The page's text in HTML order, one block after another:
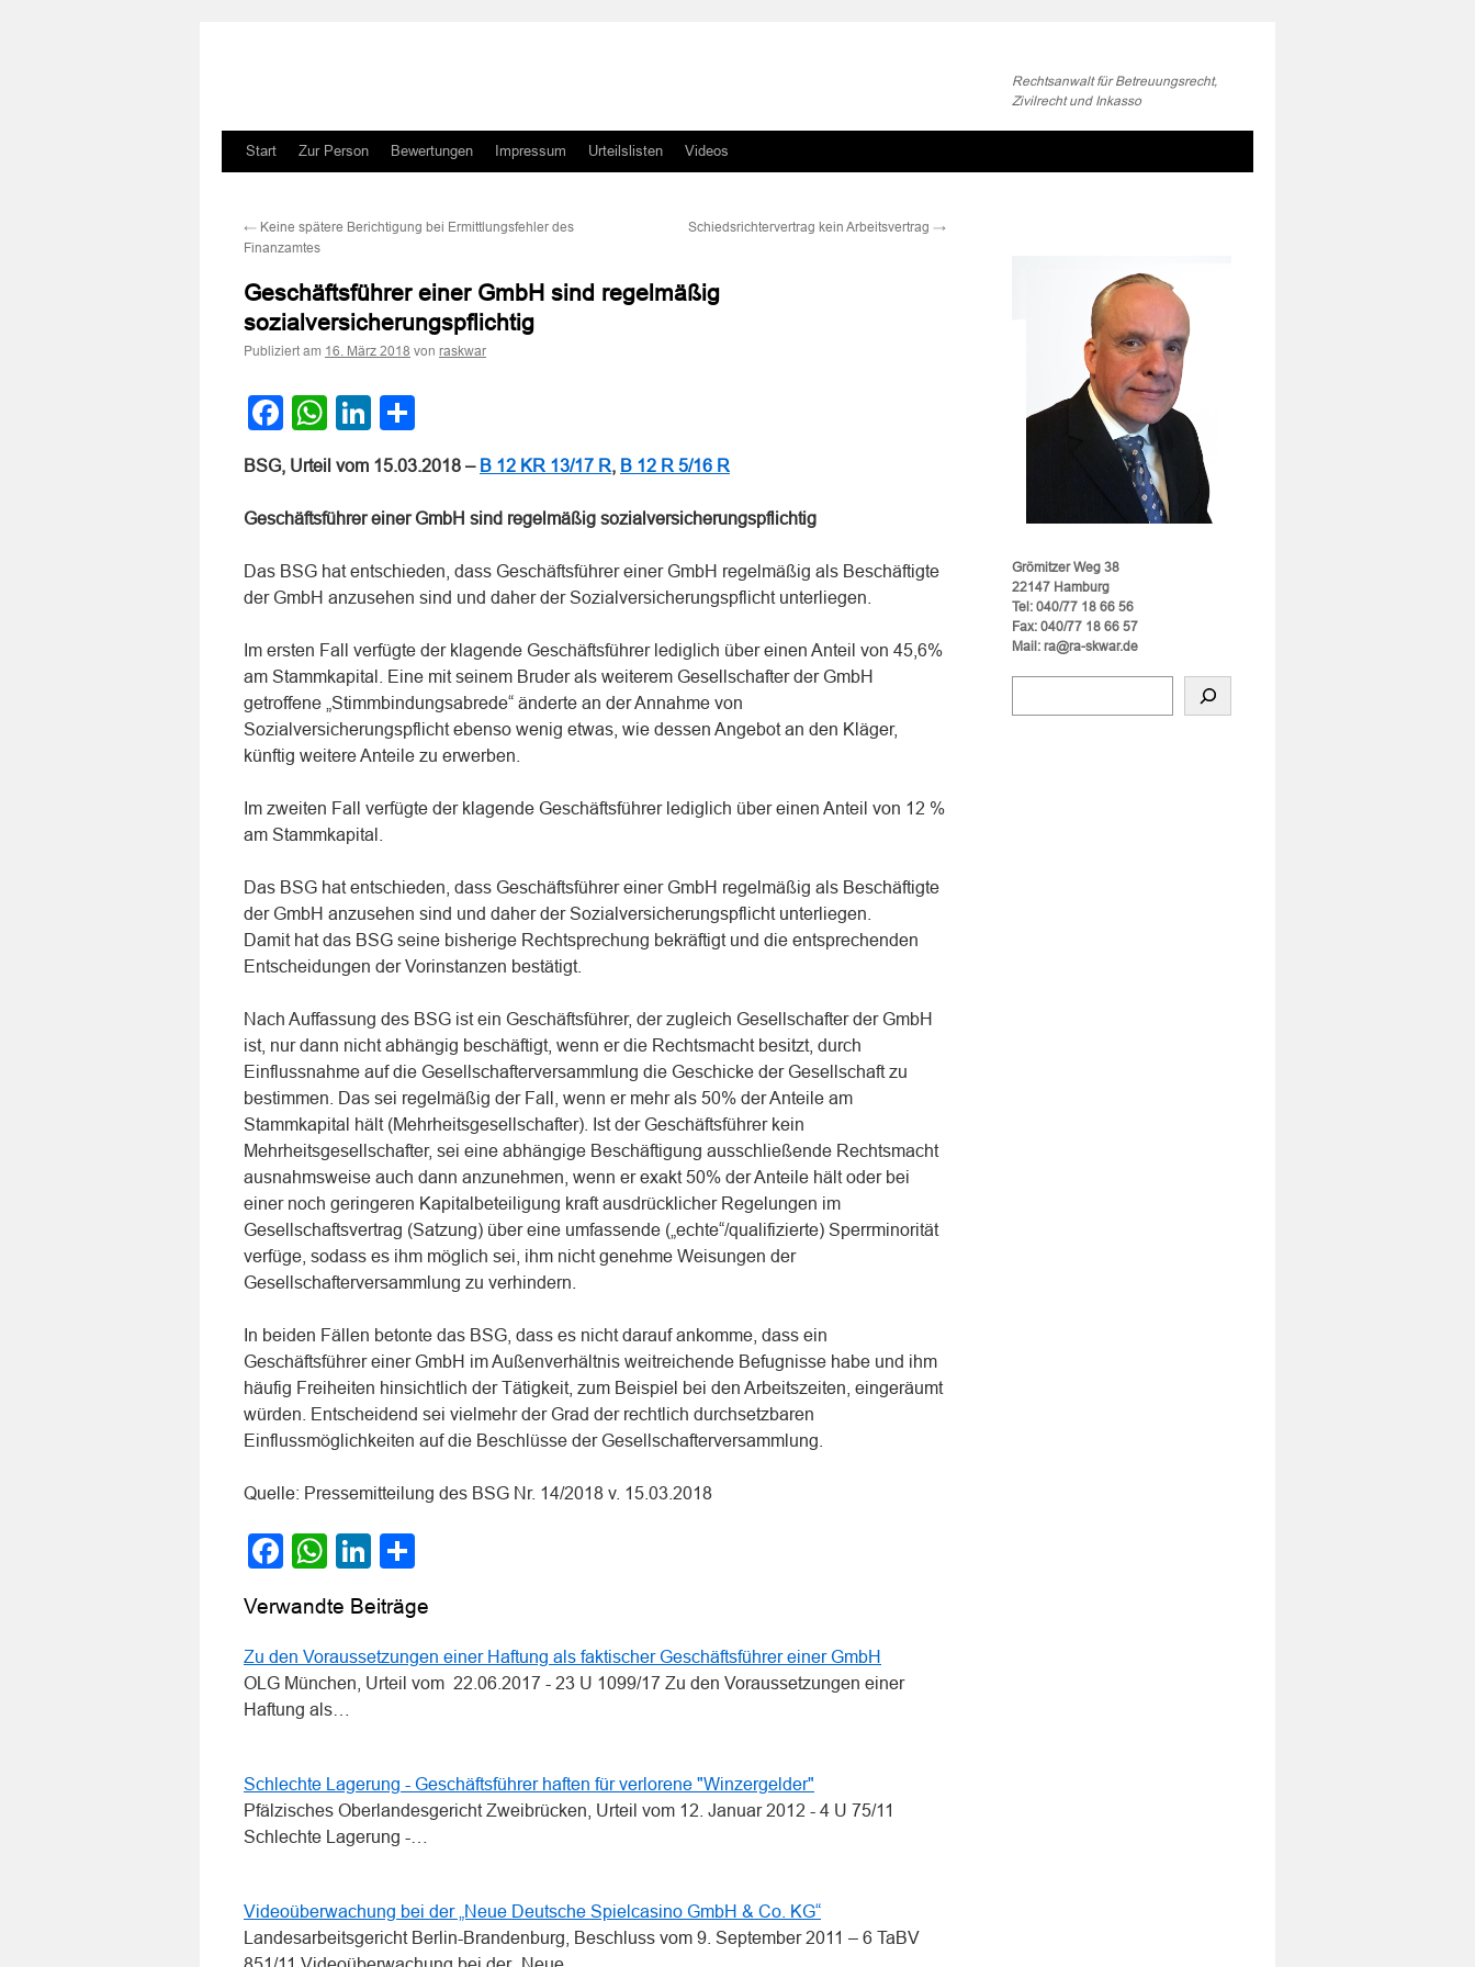
Rechtsanwalt für Betreuungsrecht,
Zivilrecht und Inkasso
Zum
springen
Start Zur Person Bewertungen Impressum Urteilslisten Videos
← Keine spätere Berichtigung bei Ermittlungsfehler des
Finanzamtes
Schiedsrichtervertrag kein Arbeitsvertrag →
Geschäftsführer einer GmbH sind regelmäßig
sozialversicherungspflichtig
Publiziert am 16. März 2018 von raskwar
Facebook
WhatsApp
LinkedIn
BSG, Urteil vom 15.03.2018 – B 12 KR 13/17 R, B 12 R 5/16 R
Geschäftsführer einer GmbH sind regelmäßig sozialversicherungspflichtig
Das BSG hat entschieden, dass Geschäftsführer einer GmbH regelmäßig als Beschäftigte
der GmbH anzusehen sind und daher der Sozialversicherungspflicht unterliegen.
Im ersten Fall verfügte der klagende Geschäftsführer lediglich über einen Anteil von 45,6%
am Stammkapital. Eine mit seinem Bruder als weiterem Gesellschafter der GmbH
getroffene „Stimmbindungsabrede“ änderte an der Annahme von
Sozialversicherungspflicht ebenso wenig etwas, wie dessen Angebot an den Kläger,
künftig weitere Anteile zu erwerben.
Im zweiten Fall verfügte der klagende Geschäftsführer lediglich über einen Anteil von 12 %
am Stammkapital.
Das BSG hat entschieden, dass Geschäftsführer einer GmbH regelmäßig als Beschäftigte
der GmbH anzusehen sind und daher der Sozialversicherungspflicht unterliegen.
Damit hat das BSG seine bisherige Rechtsprechung bekräftigt und die entsprechenden
Entscheidungen der Vorinstanzen bestätigt.
Nach Auffassung des BSG ist ein Geschäftsführer, der zugleich Gesellschafter der GmbH
ist, nur dann nicht abhängig beschäftigt, wenn er die Rechtsmacht besitzt, durch
Einflussnahme auf die Gesellschafterversammlung die Geschicke der Gesellschaft zu
bestimmen. Das sei regelmäßig der Fall, wenn er mehr als 50% der Anteile am
Stammkapital hält (Mehrheitsgesellschafter). Ist der Geschäftsführer kein
Mehrheitsgesellschafter, sei eine abhängige Beschäftigung ausschließende Rechtsmacht
ausnahmsweise auch dann anzunehmen, wenn er exakt 50% der Anteile hält oder bei
einer noch geringeren Kapitalbeteiligung kraft ausdrücklicher Regelungen im
Gesellschaftsvertrag (Satzung) über eine umfassende („echte“/qualifizierte) Sperrminorität
verfüge, sodass es ihm möglich sei, ihm nicht genehme Weisungen der
Gesellschafterversammlung zu verhindern.
In beiden Fällen betonte das BSG, dass es nicht darauf ankomme, dass ein
Geschäftsführer einer GmbH im Außenverhältnis weitreichende Befugnisse habe und ihm
häufig Freiheiten hinsichtlich der Tätigkeit, zum Beispiel bei den Arbeitszeiten, eingeräumt
würden. Entscheidend sei vielmehr der Grad der rechtlich durchsetzbaren
Einflussmöglichkeiten auf die Beschlüsse der Gesellschafterversammlung.
Quelle: Pressemitteilung des BSG Nr. 14/2018 v. 15.03.2018
Facebook
WhatsApp
LinkedIn
Verwandte Beiträge
Zu den Voraussetzungen einer Haftung als faktischer Geschäftsführer einer GmbH
OLG München, Urteil vom 22.06.2017 - 23 U 1099/17 Zu den Voraussetzungen einer
Haftung als…
Schlechte Lagerung - Geschäftsführer haften für verlorene "Winzergelder"
Pfälzisches Oberlandesgericht Zweibrücken, Urteil vom 12. Januar 2012 - 4 U 75/11
Schlechte Lagerung -…
Videoüberwachung bei der „Neue Deutsche Spielcasino GmbH & Co. KG“
Landesarbeitsgericht Berlin-Brandenburg, Beschluss vom 9. September 2011 – 6 TaBV
Grömitzer Weg 38
22147 Hamburg
Tel: 040/77 18 66 56
Fax: 040/77 18 66 57
Mail: ra@ra-skwar.de